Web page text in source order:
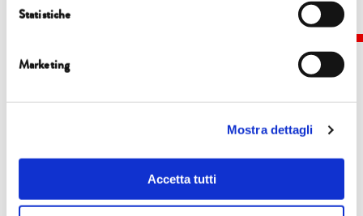
Statistiche
Marketing
Mostra dettagli
Accetta tutti
5 ottobre